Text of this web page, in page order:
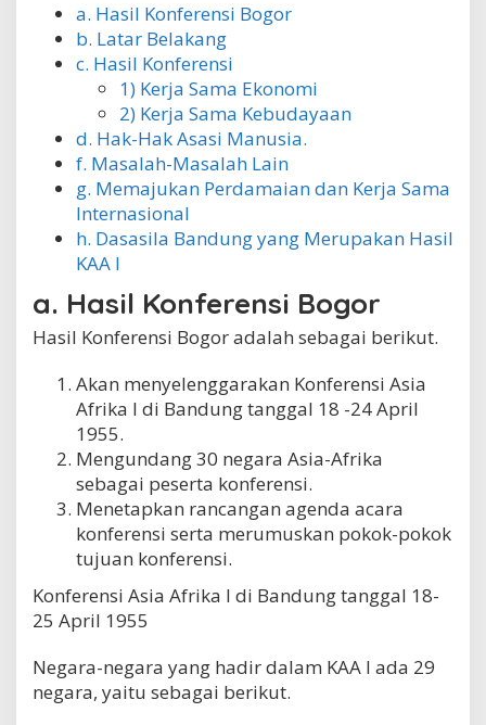
a. Hasil Konferensi Bogor
b. Latar Belakang
c. Hasil Konferensi
1) Kerja Sama Ekonomi
2) Kerja Sama Kebudayaan
d. Hak-Hak Asasi Manusia.
f. Masalah-Masalah Lain
g. Memajukan Perdamaian dan Kerja Sama
Internasional
h. Dasasila Bandung yang Merupakan Hasil
KAA I
a. Hasil Konferensi Bogor
Hasil Konferensi Bogor adalah sebagai berikut.
Akan menyelenggarakan Konferensi Asia
Afrika I di Bandung tanggal 18 -24 April
1955.
Mengundang 30 negara Asia-Afrika
sebagai peserta konferensi.
Menetapkan rancangan agenda acara
konferensi serta merumuskan pokok-pokok
tujuan konferensi.
Konferensi Asia Afrika I di Bandung tanggal 18-
25 April 1955
Negara-negara yang hadir dalam KAA I ada 29
negara, yaitu sebagai berikut.